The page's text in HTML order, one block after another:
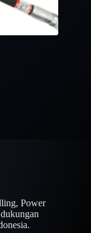
Power